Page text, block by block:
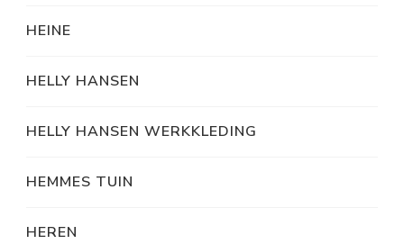
HEINE
HELLY HANSEN
HELLY HANSEN WERKKLEDING
HEMMES TUIN
HEREN